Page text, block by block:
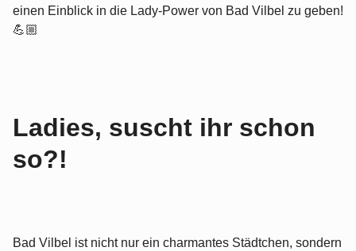
einen Einblick in die Lady-Power von Bad Vilbel zu geben!
💪🏼
Ladies, suscht ihr schon
so?!
Bad Vilbel ist nicht nur ein charmantes Städtchen, sondern